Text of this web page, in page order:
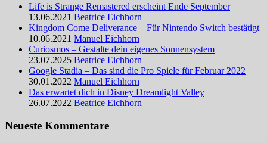
Life is Strange Remastered erscheint Ende September
13.06.2021 Beatrice Eichhorn
Kingdom Come Deliverance – Für Nintendo Switch bestätigt
10.06.2021 Manuel Eichhorn
Curiosmos – Gestalte dein eigenes Sonnensystem
23.07.2025 Beatrice Eichhorn
Google Stadia – Das sind die Pro Spiele für Februar 2022
30.01.2022 Manuel Eichhorn
Das erwartet dich in Disney Dreamlight Valley
26.07.2022 Beatrice Eichhorn
Neueste Kommentare